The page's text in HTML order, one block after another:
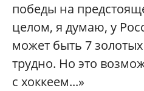
победы на
целом, я думаю, у
может быть 7
трудно. Но это
с хоккеем...»